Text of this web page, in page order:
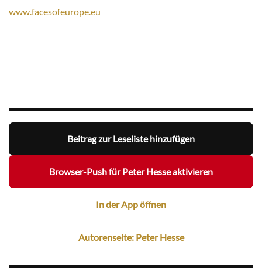
www.facesofeurope.eu
Beitrag zur Leseliste hinzufügen
Browser-Push für Peter Hesse aktivieren
In der App öffnen
Autorenseite: Peter Hesse